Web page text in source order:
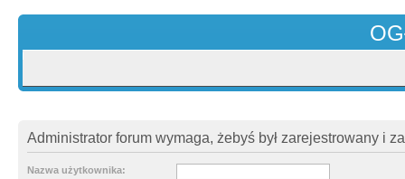
Administrator forum wymaga, żebyś był zarejestrowany i
Nazwa użytkownika: